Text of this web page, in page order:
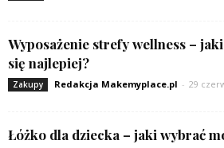
Wyposażenie strefy wellness –
się najlepiej?
Zakupy Redakcja Makemyplace.pl - 29
Łóżko dla dziecka – jaki wybrać